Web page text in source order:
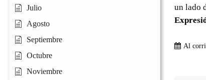
Julio
Agosto
Septiembre
Octubre
Noviembre
un lado
Al